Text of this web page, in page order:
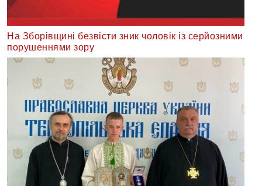
На Зборівщині безвісти зник чоловік із серйозними
порушеннями зору